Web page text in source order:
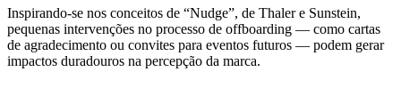
Inspirando-se nos conceitos de “Nudge”, de Thaler e Sunstein,
pequenas intervenções no processo de offboarding — como cartas
de agradecimento ou convites para eventos futuros — podem gerar
impactos duradouros na percepção da marca.